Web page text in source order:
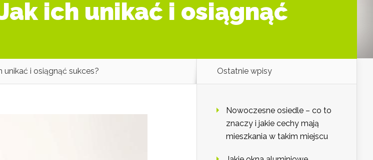
ich unikać i osiągnąć
unikać i osiągnąć sukces? Ostatnie wpisy
Nowoczesne osiedle – co to
znaczy i jakie cechy mają
mieszkania w takim miejscu